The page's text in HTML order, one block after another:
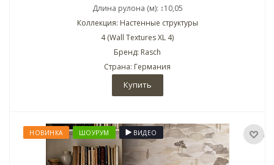
Длина рулона (м): ↕10,05
Коллекция: Настенные структуры
4 (Wall Textures XL 4)
Бренд: Rasch
Страна: Германия
Купить
НОВИНКА ШОУРУМ ВИДЕО